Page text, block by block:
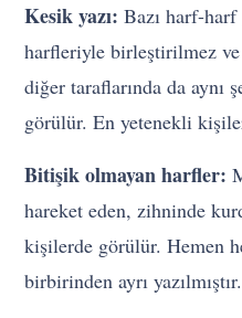
Kesik yazı: Bazı harf-
harfleriyle birleştirilmez ve
diğer taraflarında da aynı
görülür. En yetenekli
Bitişik olmayan harfler:
hareket eden, zihninde
kişilerde görülür. Hemen
birbirinden ayrı yazılmıştır.